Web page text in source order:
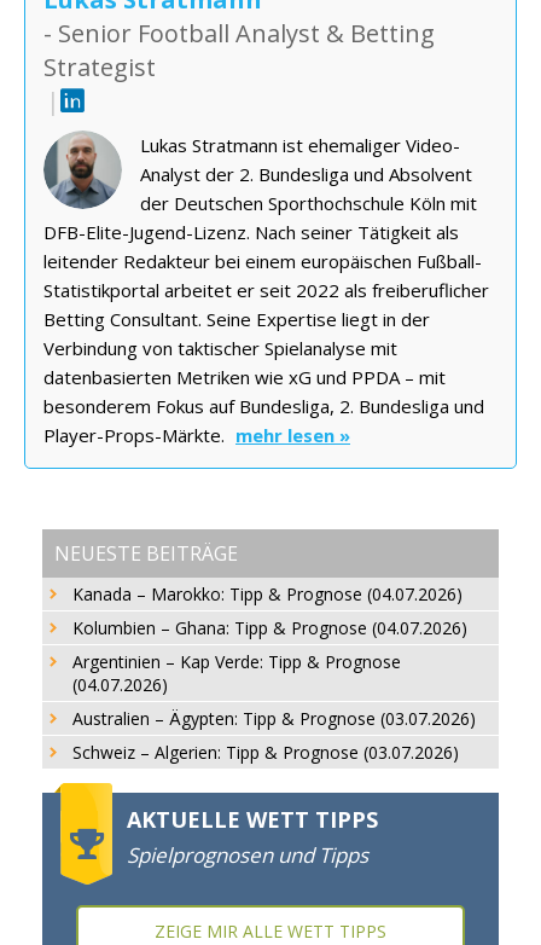
- Senior Football Analyst & Betting
Strategist
|
Lukas Stratmann ist ehemaliger Video-
Analyst der 2. Bundesliga und Absolvent
der Deutschen Sporthochschule Köln mit
DFB-Elite-Jugend-Lizenz. Nach seiner Tätigkeit als
leitender Redakteur bei einem europäischen Fußball-
Statistikportal arbeitet er seit 2022 als freiberuflicher
Betting Consultant. Seine Expertise liegt in der
Verbindung von taktischer Spielanalyse mit
datenbasierten Metriken wie xG und PPDA – mit
besonderem Fokus auf Bundesliga, 2. Bundesliga und
Player-Props-Märkte. mehr lesen »
NEUESTE BEITRÄGE
Kanada – Marokko: Tipp & Prognose (04.07.2026)
Kolumbien – Ghana: Tipp & Prognose (04.07.2026)
Argentinien – Kap Verde: Tipp & Prognose
(04.07.2026)
Australien – Ägypten: Tipp & Prognose (03.07.2026)
Schweiz – Algerien: Tipp & Prognose (03.07.2026)
AKTUELLE WETT TIPPS
Spielprognosen und Tipps
ZEIGE MIR ALLE WETT TIPPS